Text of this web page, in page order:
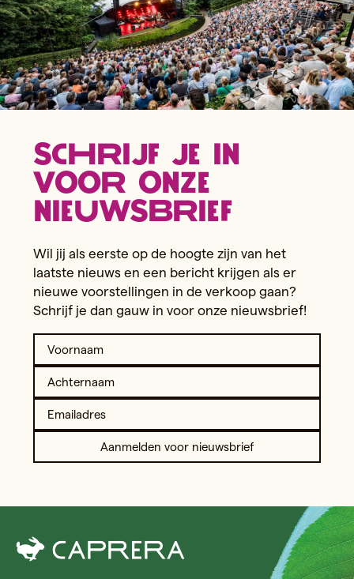
Schrijf je in
voor onze
nieuwsbrief
Wil jij als eerste op de hoogte zijn van het
laatste nieuws en een bericht krijgen als er
nieuwe voorstellingen in de verkoop gaan?
Schrijf je dan gauw in voor onze nieuwsbrief!